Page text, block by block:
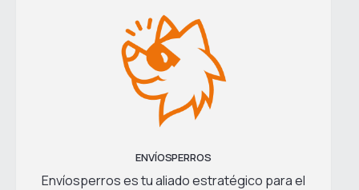
ENVÍOSPERROS
Envíosperros es tu aliado estratégico para el